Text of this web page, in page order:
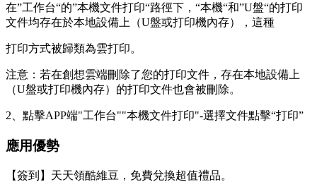
在”工作台“的”本機文件打印“路徑下，“本機“和”U盤“的打印
文件均存在於本地設備上（U盤或打印機內存），這種
打印方式被歸類為雲打印。
注意：若在創想雲端刪除了您的打印文件，存在本地設備上
（U盤或打印機內存）的打印文件也會被刪除。
2、點擊APP端"工作台""本機文件打印"-選擇文件點擊“打印”
應用優勢
【簽到】天天領酷維豆，免費兌換超值禮品。